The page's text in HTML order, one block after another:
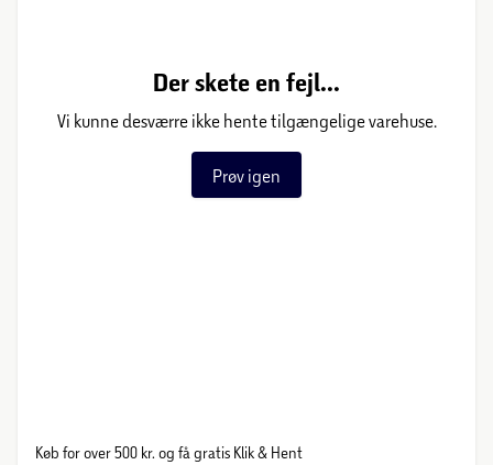
Der skete en fejl...
Vi kunne desværre ikke hente tilgængelige varehuse.
Prøv igen
Køb for over 500 kr. og få gratis Klik & Hent